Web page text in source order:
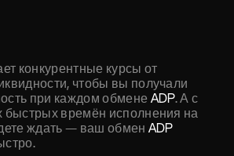
конкурентные курсы от
чтобы вы получали
при каждом обмене ADP. А с
быстрых времён исполнения на
ждать — ваш обмен ADP